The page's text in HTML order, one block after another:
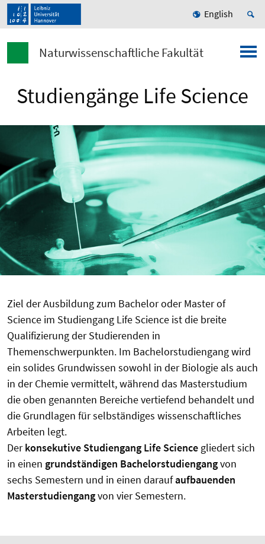
English
Naturwissenschaftliche Fakultät
Studiengänge Life Science
Ziel der Ausbildung zum Bachelor oder Master of
Science im Studiengang Life Science ist die breite
Qualifizierung der Studierenden in
Themenschwerpunkten. Im Bachelorstudiengang wird
ein solides Grundwissen sowohl in der Biologie als auch
in der Chemie vermittelt, während das Masterstudium
die oben genannten Bereiche vertiefend behandelt und
die Grundlagen für selbständiges wissenschaftliches
Arbeiten legt.
Derkonsekutive Studiengang Life Science gliedert sich
in einen grundständigen Bachelorstudiengangvon
sechs Semestern und in einen daraufaufbauenden
Masterstudiengangvon vier Semestern.